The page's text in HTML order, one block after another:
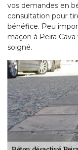
vos demandes en
consultation pour
bénéfice. Peu
maçon à Peira
soigné.